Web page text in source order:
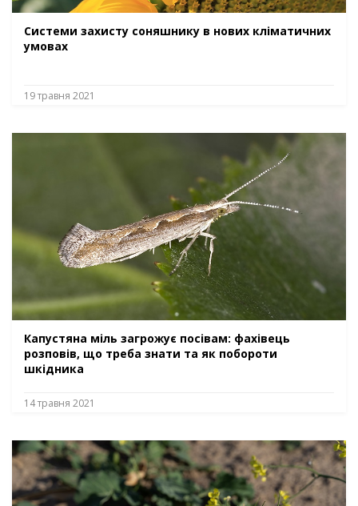
Системи захисту соняшнику в нових кліматичних
умовах
19 травня 2021
Капустяна міль загрожує посівам: фахівець
розповів, що треба знати та як побороти
шкідника
14 травня 2021